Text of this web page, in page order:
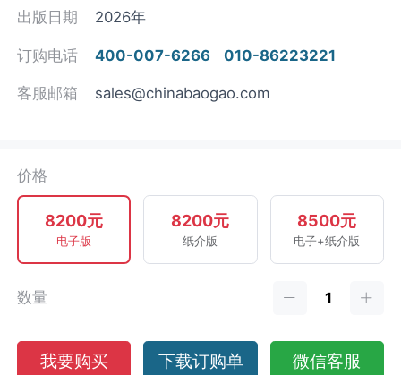
出版日期 2026年
订购电话 400-007-6266 010-86223221
客服邮箱 sales@chinabaogao.com
价格
8200元
电子版
8200元
纸介版
8500元
电子+纸介版
数量
我要购买 下载订购单 微信客服